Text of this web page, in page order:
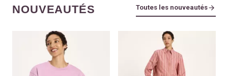
NOUVEAUTÉS Toutes les nouveautés